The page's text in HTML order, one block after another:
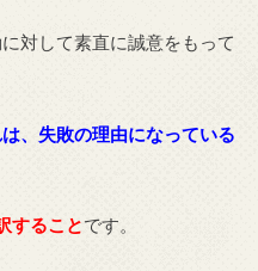
対して素直に誠意をもって
は、失敗の理由になっている
することです。